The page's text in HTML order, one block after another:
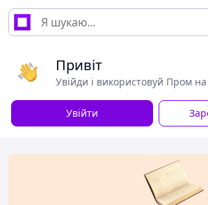
Привіт
Увійди і використовуй Пром
Увійти